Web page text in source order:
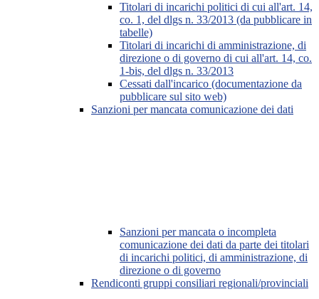
Titolari di incarichi politici di cui all'art. 14,
co. 1, del dlgs n. 33/2013 (da pubblicare in
tabelle)
Titolari di incarichi di amministrazione, di
direzione o di governo di cui all'art. 14, co.
1-bis, del dlgs n. 33/2013
Cessati dall'incarico (documentazione da
pubblicare sul sito web)
Sanzioni per mancata comunicazione dei dati
Sanzioni per mancata o incompleta
comunicazione dei dati da parte dei titolari
di incarichi politici, di amministrazione, di
direzione o di governo
Rendiconti gruppi consiliari regionali/provinciali